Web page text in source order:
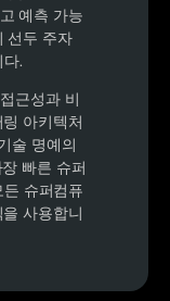
예측 가능
선두 주자
.
근성과 비
아키텍처
술 명예의
빠른 슈퍼
슈퍼컴퓨
사용합니